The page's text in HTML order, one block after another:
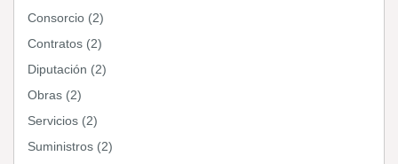
Consorcio (2)
Contratos (2)
Diputación (2)
Obras (2)
Servicios (2)
Suministros (2)